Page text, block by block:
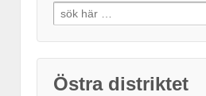
Search
for:
Östra distriktet